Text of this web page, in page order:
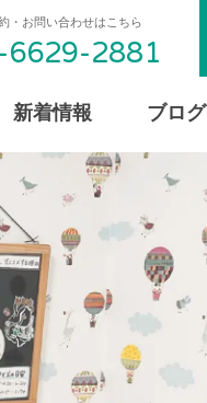
・お問い合わせはこちら
6629-2881
歯を白くしたい
新着情報 ブログ